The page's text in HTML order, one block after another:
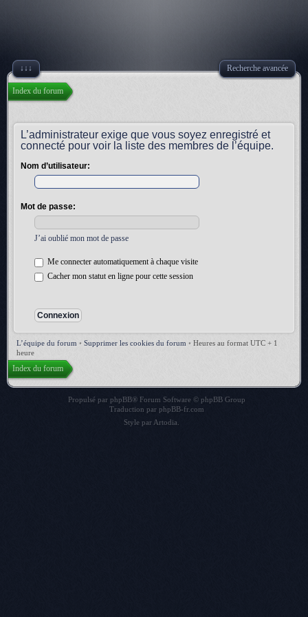
↓↓↓ Recherche avancée
Index du forum
L’administrateur exige que vous soyez enregistré et
connecté pour voir la liste des membres de l’équipe.
Nom d’utilisateur:
Mot de passe:
J’ai oublié mon mot de passe
Me connecter automatiquement à chaque visite
Cacher mon statut en ligne pour cette session
L’équipe du forum • Supprimer les cookies du forum • Heures au format UTC + 1
heure
Index du forum
Propulsé par phpBB® Forum Software © phpBB Group
Traduction par phpBB-fr.com
Style par Artodia